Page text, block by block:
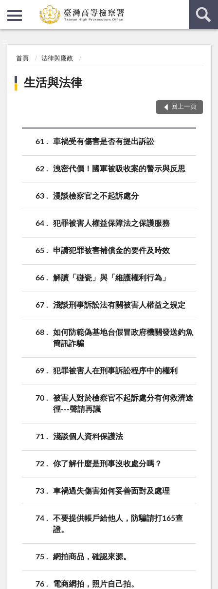
首頁 法律與廉政
生活與法律
回上一頁
61 車禍受有傷害是否有提出訴訟
62 洩密代價！國軍被吸收案的警示與反思
63 漫談檢察官之不起訴處分
64 犯罪被害人權益保障法之保護服務
65 申請犯罪被害補償金的要件及時效
66 解讀「碰瓷」與「維護權利行為」
67 淺談刑事訴訟法有關被害人權益之規定
68
如何防範偽基地台假冒政府機關發送釣魚
簡訊詐騙
69 犯罪被害人在刑事訴訟程序中的權利
70
被害人對於檢察官不起訴處分有何救濟途
徑---聲請再議
71 淺談個人資料保護法
72 你了解什麼是刑事沒收處分嗎？
73 車禍過失傷害如何妥善面對及處理
74
不要提供帳戶給他人，防騙請打165查
證。
75 網拍商品，確認來源。
76 電商網拍，照片自己拍。